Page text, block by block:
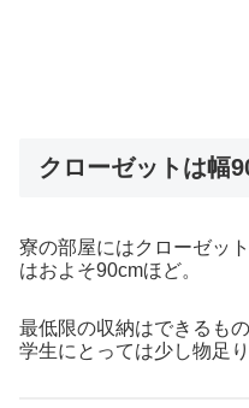
クローゼットは幅
寮の部屋にはクローゼッ
はおよそ90cmほど。
最低限の収納はできるも
学生にとっては少し物足